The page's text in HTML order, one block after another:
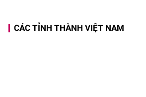
CÁC TỈNH THÀNH VIỆT NAM